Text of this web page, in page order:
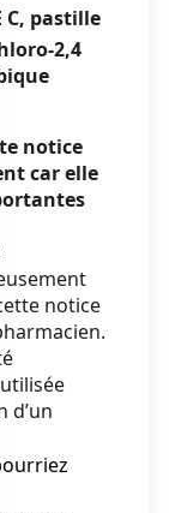
C, pastille
2,4
notice
car elle
notice
d’un